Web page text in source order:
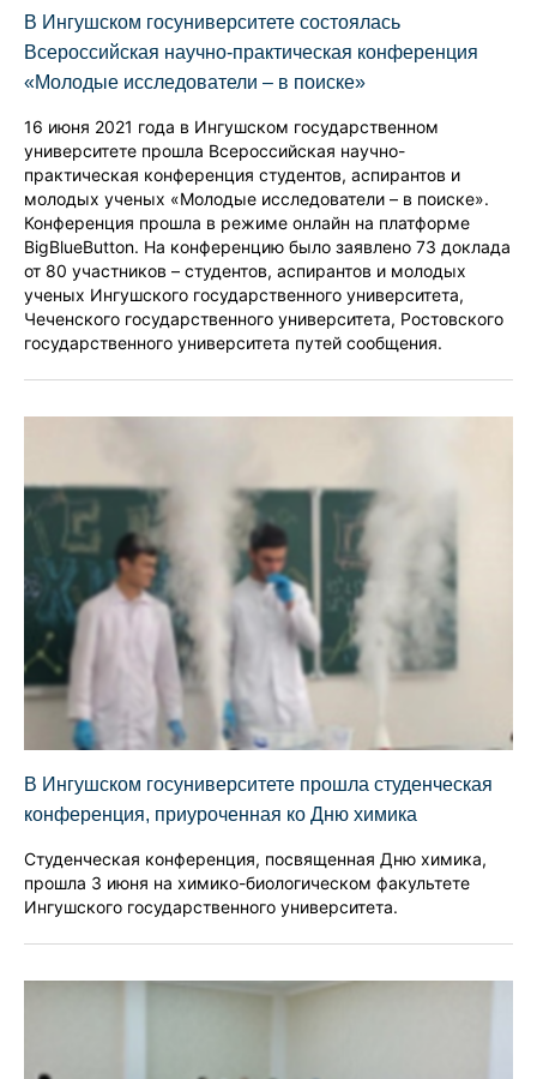
В Ингушском госуниверситете состоялась
Всероссийская научно-практическая конференция
«Молодые исследователи – в поиске»
16 июня 2021 года в Ингушском государственном
университете прошла Всероссийская научно-
практическая конференция студентов, аспирантов и
молодых ученых «Молодые исследователи – в поиске».
Конференция прошла в режиме онлайн на платформе
BigBlueButton. На конференцию было заявлено 73 доклада
от 80 участников – студентов, аспирантов и молодых
ученых Ингушского государственного университета,
Чеченского государственного университета, Ростовского
государственного университета путей сообщения.
В Ингушском госуниверситете прошла студенческая
конференция, приуроченная ко Дню химика
Студенческая конференция, посвященная Дню химика,
прошла 3 июня на химико-биологическом факультете
Ингушского государственного университета.